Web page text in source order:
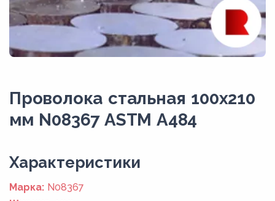
Проволока стальная 100х210
мм N08367 ASTM A484
Xарактеристики
Марка: N08367